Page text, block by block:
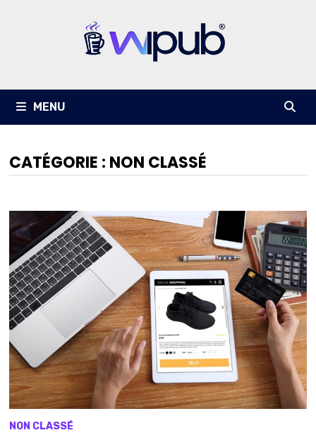
MENU
CATÉGORIE : NON CLASSÉ
NON CLASSÉ